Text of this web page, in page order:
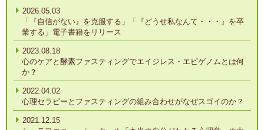
2026.05.03
「『自信がない』を克服する」「『どうせ私なんて・・・』を卒
業する」電子書籍をリリース
2023.08.18
心のケアと酵素ファスティングでエイジレス・エピゲノムとは何
か？
2022.04.02
心理セラピーとファスティングの組み合わせがなぜスゴイのか？
2021.12.15